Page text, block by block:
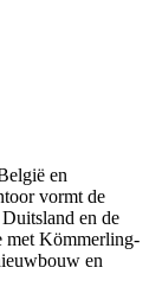
en
vormt de
en de
met Kömmerling-
en